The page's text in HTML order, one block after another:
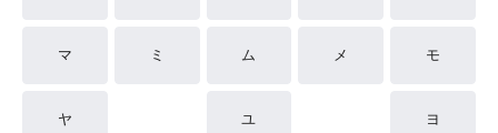
マ ミ ム メ モ
ヤ ユ ヨ